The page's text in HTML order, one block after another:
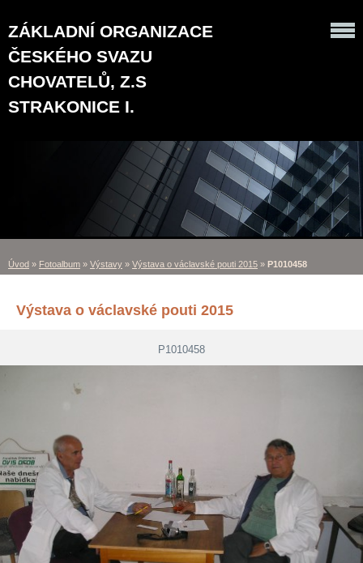
ZÁKLADNÍ ORGANIZACE
ČESKÉHO SVAZU
CHOVATELŮ, Z.S
STRAKONICE I.
Úvod » Fotoalbum » Výstavy » Výstava o václavské pouti 2015 » P1010458
Výstava o václavské pouti 2015
P1010458